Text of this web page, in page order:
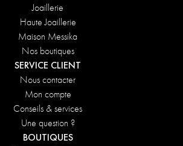
Joaillerie
Haute Joaillerie
Maison Messika
Nos boutiques
SERVICE CLIENT
Nous contacter
Mon compte
Conseils & services
Une question ?
BOUTIQUES